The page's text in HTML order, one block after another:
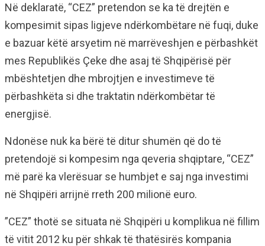
Në deklaratë, “CEZ” pretendon se ka të drejtën e
kompesimit sipas ligjeve ndërkombëtare në fuqi, duke
e bazuar këtë arsyetim në marrëveshjen e përbashkët
mes Republikës Çeke dhe asaj të Shqipërisë për
mbështetjen dhe mbrojtjen e investimeve të
përbashkëta si dhe traktatin ndërkombëtar të
energjisë.
Ndonëse nuk ka bërë të ditur shumën që do të
pretendojë si kompesim nga qeveria shqiptare, “CEZ”
më parë ka vlerësuar se humbjet e saj nga investimi
në Shqipëri arrijnë rreth 200 milionë euro.
”CEZ” thotë se situata në Shqipëri u komplikua në fillim
të vitit 2012 ku për shkak të thatësirës kompania